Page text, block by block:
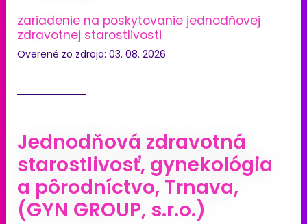
zariadenie na poskytovanie jednodňovej
zdravotnej starostlivosti
Overené zo zdroja: 03. 08. 2026
Jednodňová zdravotná
starostlivosť, gynekológia
a pôrodníctvo, Trnava,
(GYN GROUP, s.r.o.)